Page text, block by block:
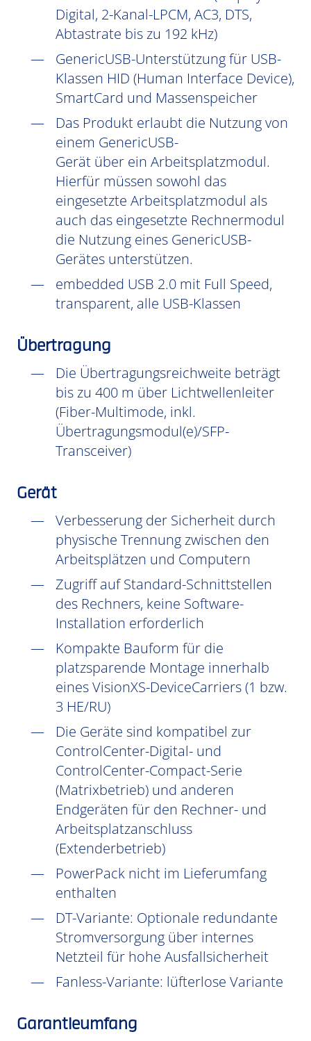
Digital, 2-Kanal-LPCM, AC3, DTS,
Abtastrate bis zu 192 kHz)
GenericUSB-Unterstützung für USB-
Klassen HID (Human Interface Device),
SmartCard und Massenspeicher
Das Produkt erlaubt die Nutzung von
einem GenericUSB-
Gerät über ein Arbeitsplatzmodul.
Hierfür müssen sowohl das
eingesetzte Arbeitsplatzmodul als
auch das eingesetzte Rechnermodul
die Nutzung eines GenericUSB-
Gerätes unterstützen.
embedded USB 2.0 mit Full Speed,
transparent, alle USB-Klassen
Übertragung
Die Übertragungsreichweite beträgt
bis zu 400 m über Lichtwellenleiter
(Fiber-Multimode, inkl.
Übertragungsmodul(e)/SFP-
Transceiver)
Gerät
Verbesserung der Sicherheit durch
physische Trennung zwischen den
Arbeitsplätzen und Computern
Zugriff auf Standard-Schnittstellen
des Rechners, keine Software-
Installation erforderlich
Kompakte Bauform für die
platzsparende Montage innerhalb
eines VisionXS-DeviceCarriers (1 bzw.
3 HE/RU)
Die Geräte sind kompatibel zur
ControlCenter-Digital- und
ControlCenter-Compact-Serie
(Matrixbetrieb) und anderen
Endgeräten für den Rechner- und
Arbeitsplatzanschluss
(Extenderbetrieb)
PowerPack nicht im Lieferumfang
enthalten
DT-Variante: Optionale redundante
Stromversorgung über internes
Netzteil für hohe Ausfallsicherheit
Fanless-Variante: lüfterlose Variante
Garantieumfang